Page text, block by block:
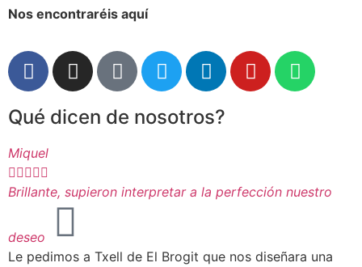
Nos encontraréis aquí
Qué dicen de nosotros?
Miquel

Brillante, supieron interpretar a la perfección nuestro
deseo
Le pedimos a Txell de El Brogit que nos diseñara una